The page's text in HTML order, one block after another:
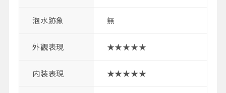
泡水跡象 無
外觀表現 ★★★★★
内装表現 ★★★★★